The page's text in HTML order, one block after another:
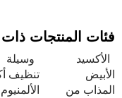
فئات المنتجات ذات
الأكسيد
الأبيض
المذاب من
وسيلة
تنظيف
الألمنيوم